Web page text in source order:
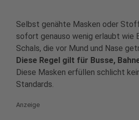
Selbst genähte Masken oder
sofort genauso wenig erlaubt wie
Schals, die vor Mund und Nase
Diese Regel gilt für Busse,
Diese Masken erfüllen schlicht
Standards.
Anzeige